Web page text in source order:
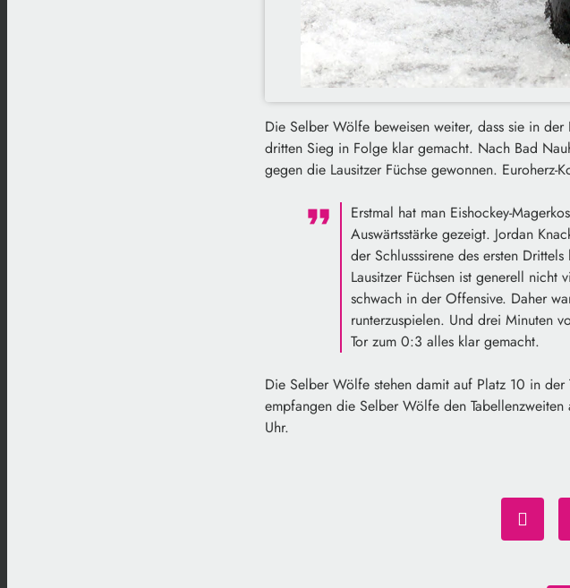
Die Selber Wölfe beweisen weiter, dass sie in
dritten Sieg in Folge klar gemacht. Nach Bad
gegen die Lausitzer Füchse gewonnen. Euroherz-
Erstmal hat man Eishockey-
Auswärtsstärke gezeigt. Jordan
der Schlusssirene des ersten
Lausitzer Füchsen ist generell
schwach in der Offensive. Daher
runterzuspielen. Und drei Minuten
Tor zum 0:3 alles klar gemacht.
Die Selber Wölfe stehen damit auf Platz 10 in
empfangen die Selber Wölfe den
Uhr.